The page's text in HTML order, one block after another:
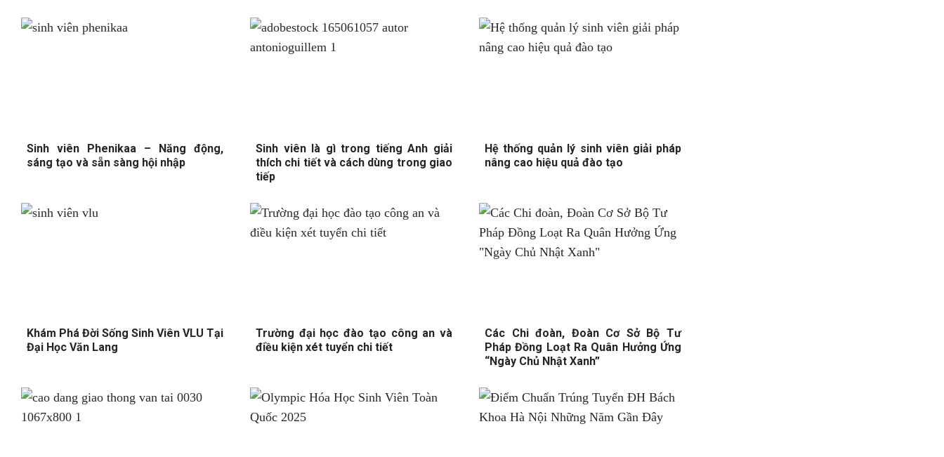
Sinh viên Phenikaa – Năng động,
sáng tạo và sẵn sàng hội nhập
Sinh viên là gì trong tiếng Anh giải
thích chi tiết và cách dùng trong giao
tiếp
Hệ thống quản lý sinh viên giải pháp
nâng cao hiệu quả đào tạo
Khám Phá Đời Sống Sinh Viên VLU Tại
Đại Học Văn Lang
Trường đại học đào tạo công an và
điều kiện xét tuyển chi tiết
Các Chi đoàn, Đoàn Cơ Sở Bộ Tư
Pháp Đồng Loạt Ra Quân Hưởng Ứng
“Ngày Chủ Nhật Xanh”